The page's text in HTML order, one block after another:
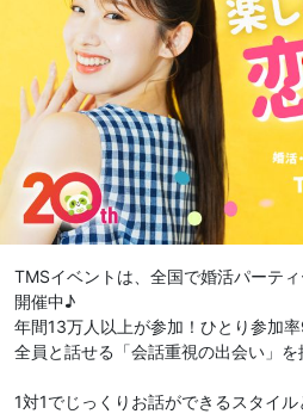
TMSイベントは、全国で婚活パーテ
開催中♪
年間13万人以上が参加！ひとり参加率
全員と話せる「会話重視の出会い」を
1対1でじっくりお話ができるスタイ